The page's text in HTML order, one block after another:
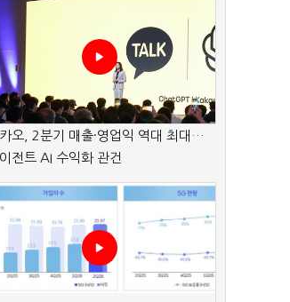
오, 2분기 매출·영업익 역대 최대…
전트 AI 수익화 관건